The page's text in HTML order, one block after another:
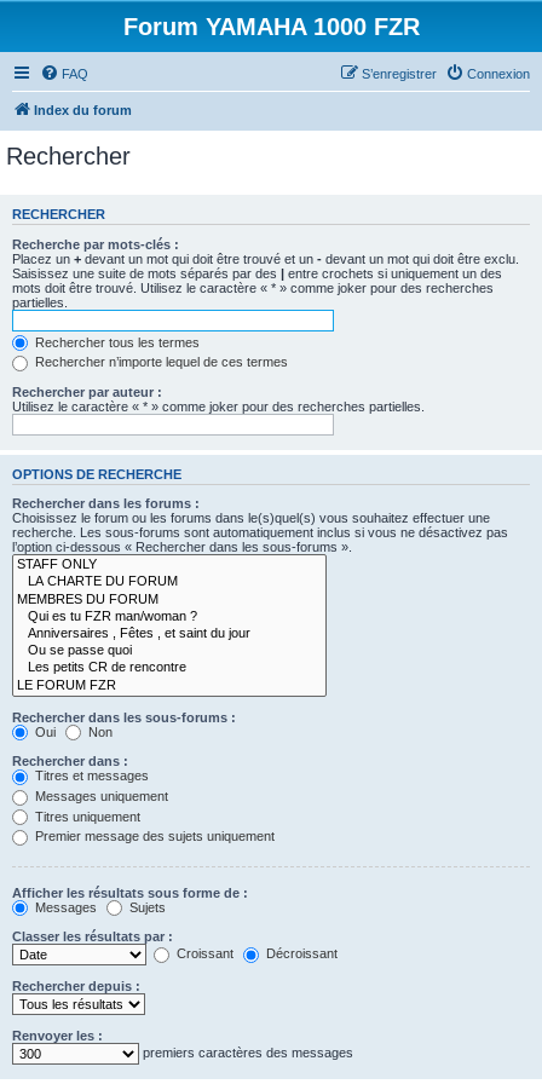
Forum YAMAHA 1000 FZR
FAQ Connexion
S’enregistrer
Index du forum
Rechercher
RECHERCHER
Recherche par mots-clés :
Placez un + devant un mot qui doit être trouvé et un - devant un mot qui doit être exclu.
Saisissez une suite de mots séparés par des | entre crochets si uniquement un des
mots doit être trouvé. Utilisez le caractère « * » comme joker pour des recherches
partielles.
Rechercher tous les termes
Rechercher n’importe lequel de ces termes
Rechercher par auteur :
Utilisez le caractère « * » comme joker pour des recherches partielles.
OPTIONS DE RECHERCHE
Rechercher dans les forums :
Choisissez le forum ou les forums dans le(s)quel(s) vous souhaitez effectuer une
recherche. Les sous-forums sont automatiquement inclus si vous ne désactivez pas
l’option ci-dessous « Rechercher dans les sous-forums ».
Rechercher dans les sous-forums :
Oui
Non
Rechercher dans :
Titres et messages
Messages uniquement
Titres uniquement
Premier message des sujets uniquement
Afficher les résultats sous forme de :
Messages
Sujets
Classer les résultats par :
Croissant
Décroissant
Rechercher depuis :
Renvoyer les :
premiers caractères des messages